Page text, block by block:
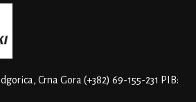
Crna Gora (+382) 69-155-231 PIB: